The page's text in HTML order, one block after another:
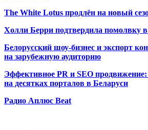
The White Lotus продлён на новый
Холли Берри подтвердила помолвку
Белорусский шоу-бизнес и экспорт
на зарубежную аудиторию
Эффективное PR и SEO продвижение:
на десятках порталов в Беларуси
Радио Аплюс Beat